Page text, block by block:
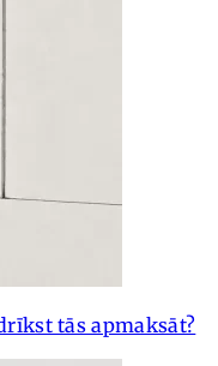
tās apmaksāt?